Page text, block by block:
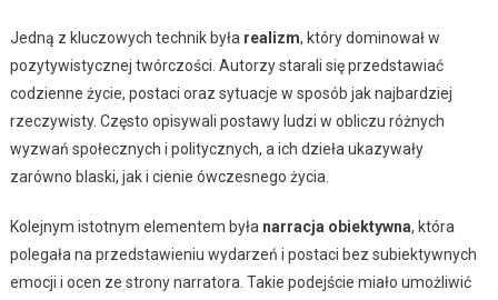
Jedną z kluczowych technik była realizm, który dominował w
pozytywistycznej twórczości. Autorzy starali się przedstawiać
codzienne życie, postaci oraz sytuacje w sposób jak najbardziej
rzeczywisty. Często opisywali postawy ludzi w obliczu różnych
wyzwań społecznych i politycznych, a ich dzieła ukazywały
zarówno blaski, jak i cienie ówczesnego życia.
Kolejnym istotnym elementem była narracja obiektywna, która
polegała na przedstawieniu wydarzeń i postaci bez subiektywnych
emocji i ocen ze strony narratora. Takie podejście miało umożliwić